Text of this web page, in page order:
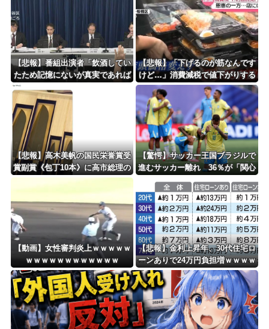
Powered by livedoor 相互RSS
【悲報】番組出演者「飲酒してい
たため記憶にないが真実であれば
申し訳ない」 NHK職員が出演者
から性被害
【悲報】「下げるのが筋なんです
けど…」消費減税で値下がりする
分と同じだけ商品を値上げして店
頭価格を変えない店も…
【悲報】高木美帆の国民栄誉賞受
賞副賞《包丁10本》に高市総理の
名前も刻印ｗｗｗｗｗｗｗｗｗ
【驚愕】サッカー王国ブラジルで
進むサッカー離れ 36％が「関心
【動画】女性審判炎上ｗｗｗｗｗ
ｗｗｗｗｗｗｗｗｗｗｗｗ
【悲報】金利上昇年、30代住宅ロ
ーンありで24万円負担増ｗｗｗｗ
ｗｗｗｗｗｗｗｗ